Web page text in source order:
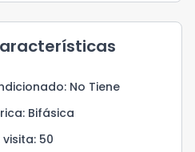
: No Tiene
: Bifásica
: 50